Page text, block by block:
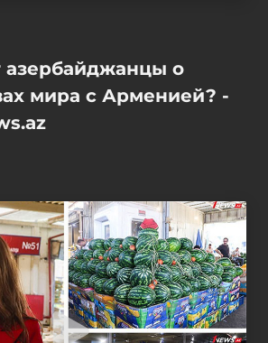
азербайджанцы о
мира с Арменией? -